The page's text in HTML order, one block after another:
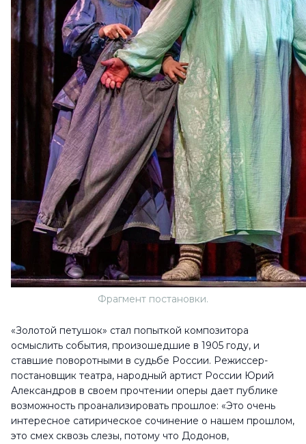
Фрагмент постановки.
«Золотой петушок» стал попыткой композитора
осмыслить события, произошедшие в 1905 году, и
ставшие поворотными в судьбе России. Режиссер-
постановщик театра, народный артист России Юрий
Александров в своем прочтении оперы дает публике
возможность проанализировать прошлое: «Это очень
интересное сатирическое сочинение о нашем прошлом,
это смех сквозь слезы, потому что Додонов,